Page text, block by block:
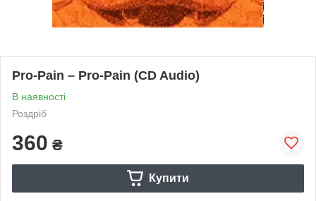
Pro-Pain – Pro-Pain (CD Audio)
В наявності
Роздріб
360 ₴
Купити